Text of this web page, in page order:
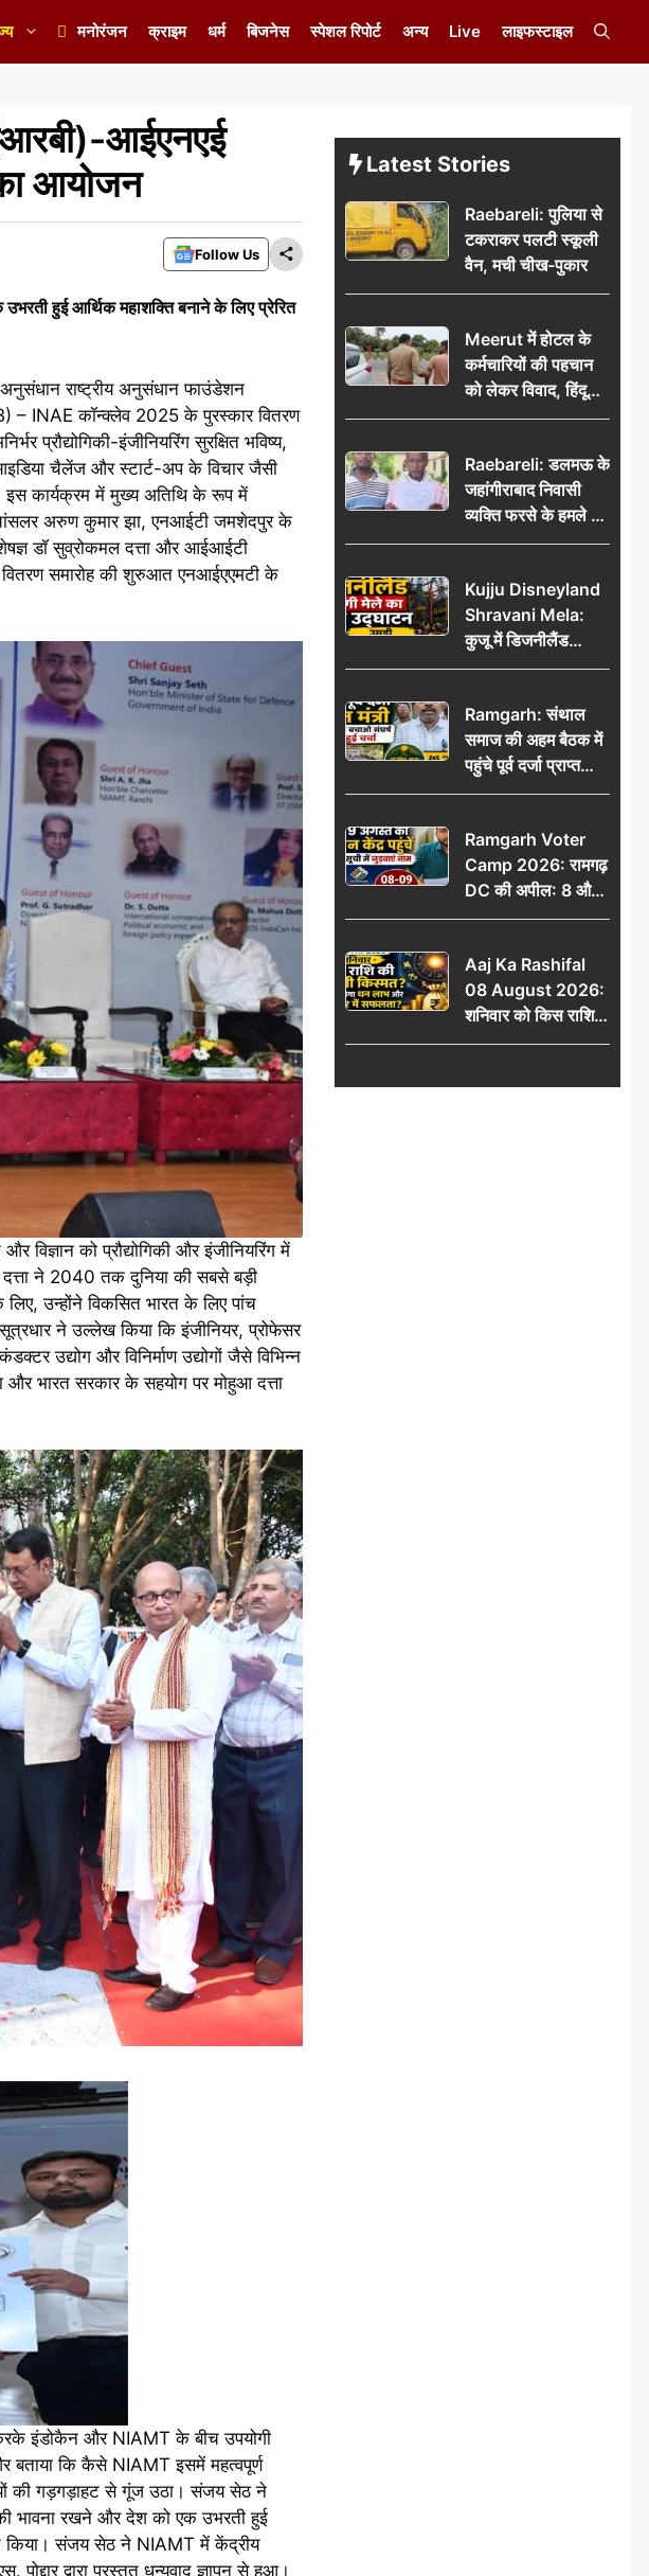
मनोरंजन क्राइम धर्म बिजनेस स्पेशल रिपोर्ट अन्य Live लाइफस्टाइल
आईएनएई
आयोजन
Follow Us
हुई आर्थिक महाशक्ति बनाने के लिए प्रेरित
अनुसंधान राष्ट्रीय अनुसंधान फाउंडेशन
– INAE कॉन्क्लेव 2025 के पुरस्कार वितरण
इंजीनियरिंग सुरक्षित भविष्य,
चैलेंज और स्टार्ट-अप के विचार जैसी
इस कार्यक्रम में मुख्य अतिथि के रूप में
अरुण कुमार झा, एनआईटी जमशेदपुर के
डॉ सुव्रोकमल दत्ता और आईआईटी
समारोह की शुरुआत एनआईएएमटी के
विज्ञान को प्रौद्योगिकी और इंजीनियरिंग में
ने 2040 तक दुनिया की सबसे बड़ी
उन्होंने विकसित भारत के लिए पांच
ने उल्लेख किया कि इंजीनियर, प्रोफेसर
उद्योग और विनिर्माण उद्योगों जैसे विभिन्न
और भारत सरकार के सहयोग पर मोहुआ दत्ता
करके इंडोकैन और NIAMT के बीच उपयोगी
बताया कि कैसे NIAMT इसमें महत्वपूर्ण
की गड़गड़ाहट से गूंज उठा। संजय सेठ ने
की भावना रखने और देश को एक उभरती हुई
किया। संजय सेठ ने NIAMT में केंद्रीय
द्वारा प्रस्तुत धन्यवाद ज्ञापन से हुआ।
Latest Stories
Raebareli: पुलिया से
टकराकर पलटी स्कूली
वैन, मची चीख-पुकार
Meerut में होटल के
कर्मचारियों की पहचान
को लेकर विवाद, हिंदू
सुरक्षा संगठन ने उठाए
की मांग
Raebareli: डलमऊ के
जहांगीराबाद निवासी
व्यक्ति फरसे के हमले में
घायल थाने में शिकायत
हजार’, रकम न देने पर
कार्रवाई ठंडी!
Kujju Disneyland
Shravani Mela:
कुजू में डिजनीलैंड
श्रावणी मेले का भव्य
की भीड़
Ramgarh: संथाल
समाज की अहम बैठक में
पहुंचे पूर्व दर्जा प्राप्त
मंत्री, मरांग बुरू बचाओ
Ramgarh Voter
Camp 2026: रामगढ़
DC की अपील: 8 और
9 अगस्त को मतदान
में जुड़वाएं नाम
Aaj Ka Rashifal
08 August 2026:
शनिवार को किस राशि
की चमकेगी किस्मत,
और करियर में सफलता?